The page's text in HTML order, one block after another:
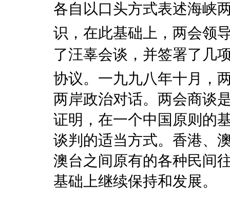
各自以口头方式表述海峡
识，在此基础上，两会领
了汪辜会谈，并签署了
协议。一九九八年十月，
两岸政治对话。两会商谈
证明，在一个中国原则的
谈判的适当方式。香港、
澳台之间原有的各种民间
基础上继续保持和发展。